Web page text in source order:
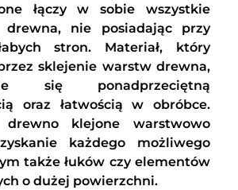
łączy w sobie wszystkie
nie posiadając przy
stron. Materiał, który
sklejenie warstw drewna,
się ponadprzeciętną
oraz łatwością w obróbce.
klejone warstwowo
każdego możliwego
także łuków czy elementów
o dużej powierzchni.